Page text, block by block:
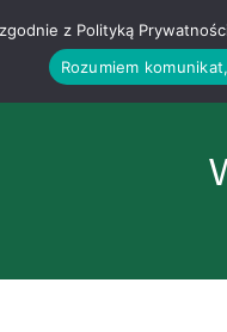
z Polityką
Rozumiem